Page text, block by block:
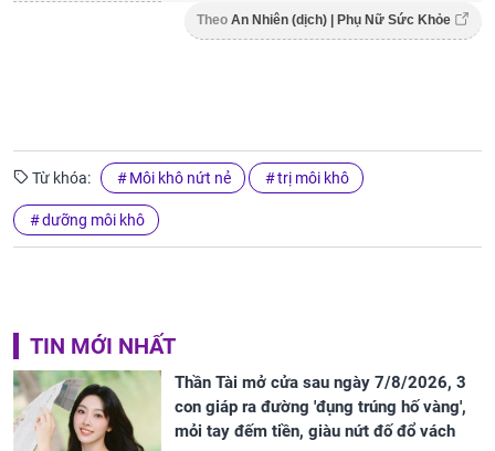
Theo An Nhiên (dịch) | Phụ Nữ Sức Khỏe
Từ khóa: Môi khô nứt nẻ trị môi khô
dưỡng môi khô
TIN MỚI NHẤT
Thần Tài mở cửa sau ngày 7/8/2026, 3
con giáp ra đường 'đụng trúng hố vàng',
mỏi tay đếm tiền, giàu nứt đố đổ vách